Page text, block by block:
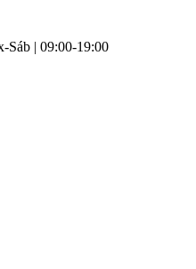
Sáb | 09:00-19:00